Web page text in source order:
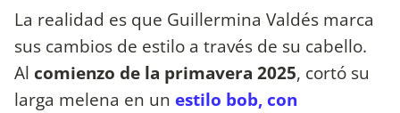
La realidad es que Guillermina Valdés marca
sus cambios de estilo a través de su cabello.
Al comienzo de la primavera 2025, cortó su
larga melena en un estilo bob, con